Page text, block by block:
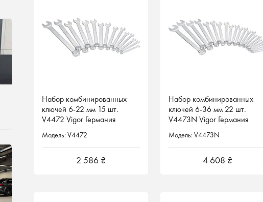
Набор комбинированных
ключей 6-22 мм 15 шт.
V4472 Vigor Германия
Модель: V4472
2 586 ₴
Набор комбинированных
ключей 6-22 мм 15 шт.
V4472 Vigor Германия
Модель: V4472
2 586 ₴
Набор комбинированных
ключей 6-36 мм 22 шт.
V4473N Vigor Германия
Модель: V4473N
4 608 ₴
Набор комбинированных
ключей 6-36 мм 22 шт.
V4473N Vigor Германия
Модель: V4473N
4 608 ₴